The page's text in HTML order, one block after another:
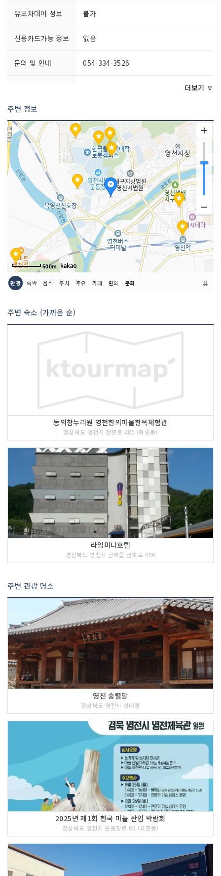
유모차대여 정보 불가
신용카드가능 정보 없음
문의 및 안내 054-334-3526
쉬는날 연중무휴
이용시간 06:00~20:00
더보기 🔽
주변 정보
500m
관광 숙박 음식 주차 주유 카페 편의 문화 ⇊
주변 숙소 (가까운 순)
동의참누리원 영천한의마을한옥체험관
경상북도 영천시 천문로 485 (화룡동)
라임미니호텔
경상북도 영천시 금호읍 금호로 496
주변 관광 명소
영천 숭렬당
경상북도 영천시 성내동
2025년 제1회 한국 마늘 산업 박람회
경상북도 영천시 운동장로 60 (교촌동)